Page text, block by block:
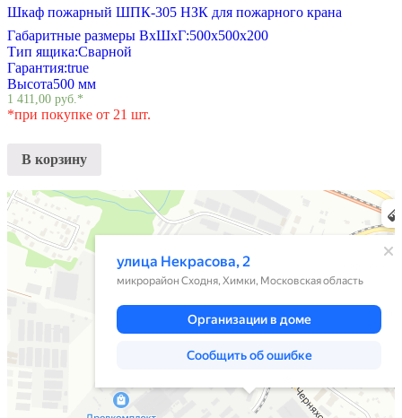
Шкаф пожарный ШПК-305 НЗК для пожарного крана
Габаритные размеры ВхШхГ:500х500х200
Тип ящика:Сварной
Гарантия:true
Высота500 мм
1 411,00 руб. *
*при покупке от 21 шт.
В корзину
Химки
Яндекс Карты — транспорт, навигация, поиск мест